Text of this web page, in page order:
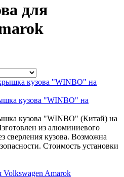
для
кузова "WINBO" на
кузова "WINBO" (Китай) на
из алюминиевого
сверления кузова. Возможна
Стoимoсть устанoвки